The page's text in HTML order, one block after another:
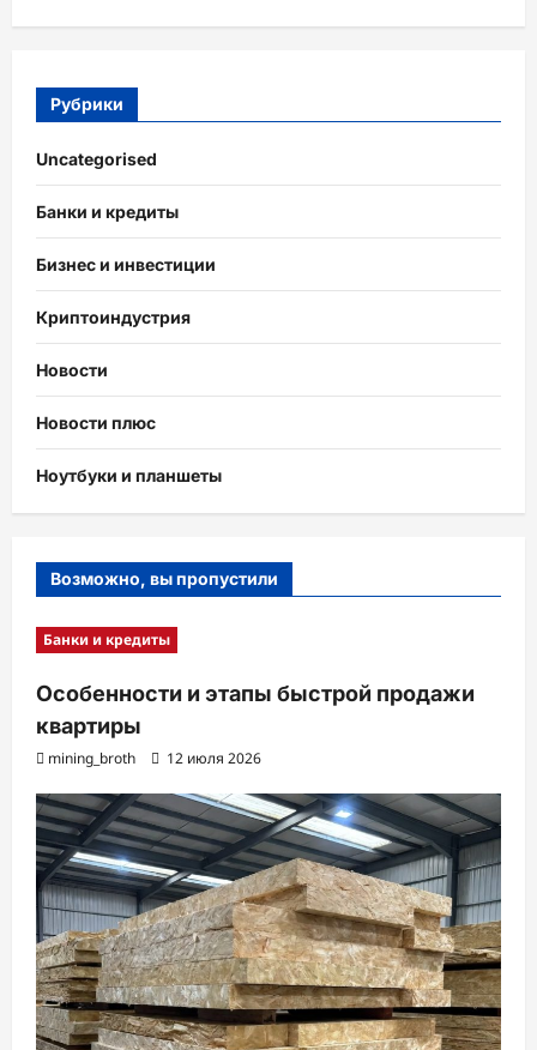
Рубрики
Uncategorised
Банки и кредиты
Бизнес и инвестиции
Криптоиндустрия
Новости
Новости плюс
Ноутбуки и планшеты
Возможно, вы пропустили
Банки и кредиты
Особенности и этапы быстрой продажи
квартиры
mining_broth 12 июля 2026